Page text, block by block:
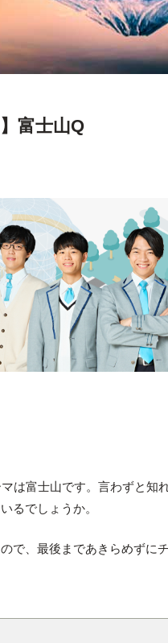
富士山Q
は富士山です。言わずと知
るでしょうか。
で、最後まであきらめずに